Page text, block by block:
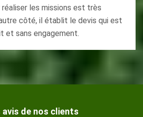
les missions est très
côté, il établit le devis qui est
et sans engagement.
avis de nos clients